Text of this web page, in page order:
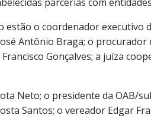
o coordenador executivo
Antônio Braga; o
Gonçalves; a juíza
Neto; o presidente da OAB/
Santos; o vereador Edgar